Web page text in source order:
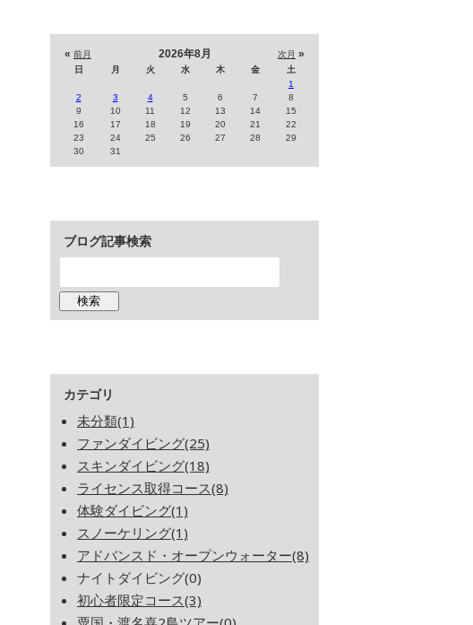
« 前月 次月 »
2026年8月
日 月 火 水 木 金
土
1
2
3 4 5 6 7
8
9
10 11 12 13 14
15
16
17 18 19 20 21
22
23
24 25 26 27 28
29
30
31
ブログ記事検索
カテゴリ
未分類(1)
ファンダイビング(25)
スキンダイビング(18)
ライセンス取得コース(8)
体験ダイビング(1)
スノーケリング(1)
アドバンスド・オープンウォーター(8)
ナイトダイビング(0)
初心者限定コース(3)